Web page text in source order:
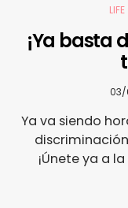
¡Ya basta
03/
Ya va siendo
¡Únete ya a